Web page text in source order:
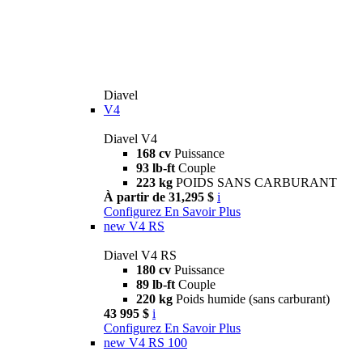
Diavel
V4
Diavel V4
168 cv Puissance
93 lb-ft Couple
223 kg POIDS SANS CARBURANT
À partir de 31,295 $ i
Configurez En Savoir Plus
new V4 RS
Diavel V4 RS
180 cv Puissance
89 lb-ft Couple
220 kg Poids humide (sans carburant)
43 995 $ i
Configurez En Savoir Plus
new V4 RS 100